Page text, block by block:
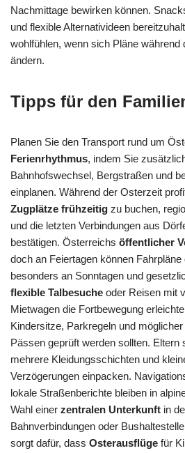
Nachmittage bewirken können.
und flexible Alternativideen
wohlfühlen, wenn sich Pläne während
ändern.
Tipps für den
Planen Sie den Transport rund um
Ferienrhythmus, indem Sie
Bahnhofswechsel, Bergstraßen und
einplanen. Während der Osterzeit
Zugplätze frühzeitig zu buchen,
und die letzten Verbindungen aus
bestätigen. Österreichs öffentlicher
doch an Feiertagen können
besonders an Sonntagen und
flexible Talbesuche oder Reisen mit
Mietwagen die Fortbewegung
Kindersitze, Parkregeln und
Pässen geprüft werden sollten. Eltern
mehrere Kleidungsschichten und
Verzögerungen einpacken.
lokale Straßenberichte bleiben in
Wahl einer zentralen Unterkunft in
Bahnverbindungen oder
sorgt dafür, dass Osterausflüge für